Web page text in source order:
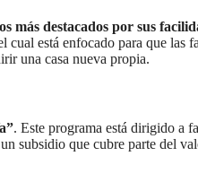
destacados por sus
cual está enfocado para que las
una casa nueva propia.
. Este programa está dirigido a
subsidio que cubre parte del